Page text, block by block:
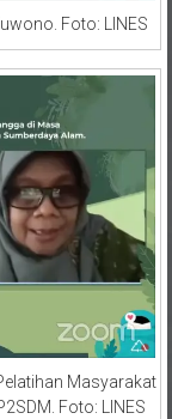
Foto: LINES
Masyarakat
Foto: LINES